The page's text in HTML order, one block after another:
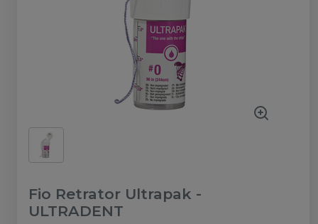
Fio Retrator Ultrapak -
ULTRADENT